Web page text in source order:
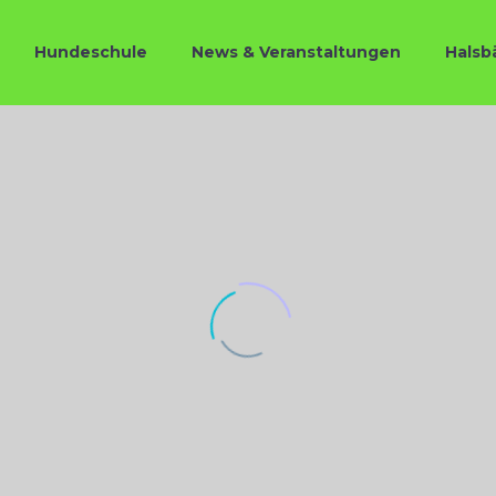
Hundeschule News & Veranstaltungen